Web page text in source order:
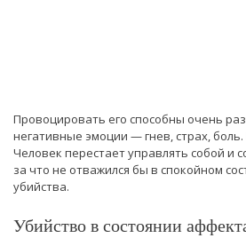
Провоцировать его способны очень
негативные эмоции — гнев, страх, боль.
Человек перестает управлять собой и
за что не отважился бы в спокойном
убийства.
Убийство в состоянии